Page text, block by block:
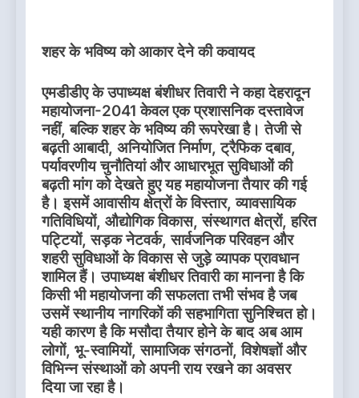
शहर के भविष्य को आकार देने की कवायद
एमडीडीए के उपाध्यक्ष बंशीधर तिवारी ने कहा देहरादून
महायोजना-2041 केवल एक प्रशासनिक दस्तावेज
नहीं, बल्कि शहर के भविष्य की रूपरेखा है। तेजी से
बढ़ती आबादी, अनियोजित निर्माण, ट्रैफिक दबाव,
पर्यावरणीय चुनौतियां और आधारभूत सुविधाओं की
बढ़ती मांग को देखते हुए यह महायोजना तैयार की गई
है। इसमें आवासीय क्षेत्रों के विस्तार, व्यावसायिक
गतिविधियों, औद्योगिक विकास, संस्थागत क्षेत्रों, हरित
पट्टियों, सड़क नेटवर्क, सार्वजनिक परिवहन और
शहरी सुविधाओं के विकास से जुड़े व्यापक प्रावधान
शामिल हैं। उपाध्यक्ष बंशीधर तिवारी का मानना है कि
किसी भी महायोजना की सफलता तभी संभव है जब
उसमें स्थानीय नागरिकों की सहभागिता सुनिश्चित हो।
यही कारण है कि मसौदा तैयार होने के बाद अब आम
लोगों, भू-स्वामियों, सामाजिक संगठनों, विशेषज्ञों और
विभिन्न संस्थाओं को अपनी राय रखने का अवसर
दिया जा रहा है।